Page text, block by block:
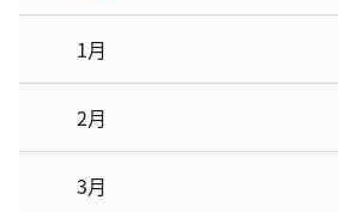
1月
2月
3月